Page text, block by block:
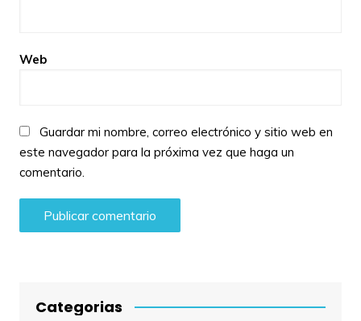
Web
Guardar mi nombre, correo electrónico y sitio web en
este navegador para la próxima vez que haga un
comentario.
Categorias